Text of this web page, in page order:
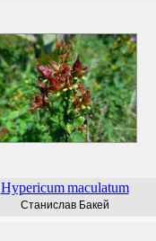
Hypericum maculatum
Станислав Бакей